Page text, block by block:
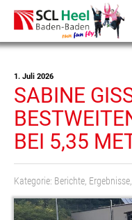
1. Juli 2026
SABINE
BEI 5,35
Kategorie: Berichte, Ergebnisse,